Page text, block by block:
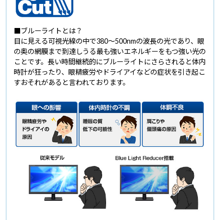
■ブルーライトとは？
目に見える可視光線の中で380～500nmの波長の光であり、眼
の奥の網膜まで到達しうる最も強いエネルギーをもつ強い光の
ことです。長い時間継続的にブルーライトにさらされると体内
時計が狂ったり、眼精疲労やドライアイなどの症状を引き起こ
すおそれがあると言われております。